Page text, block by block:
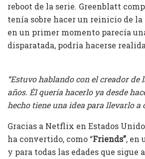
reboot de la serie. Greenblatt
tenía sobre hacer un reinicio de la
en un primer momento parecía
disparatada, podría hacerse
“Estuvo hablando con el creador de
años. Él quería hacerlo ya desde
hecho tiene una idea para llevarlo a
Gracias a Netflix en Estados
ha convertido, como “Friends”, en
y para todas las edades que sigue